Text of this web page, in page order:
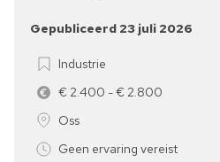
Gepubliceerd 23 juli 2026
Industrie
€ 2.400 - € 2.800
Oss
Geen ervaring vereist